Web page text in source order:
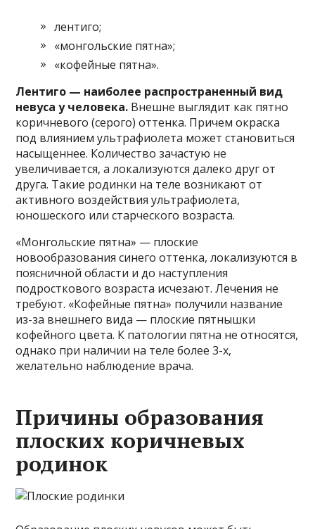
лентиго;
«монгольские пятна»;
«кофейные пятна».
Лентиго — наиболее распространенный вид
невуса у человека. Внешне выглядит как пятно
коричневого (серого) оттенка. Причем окраска
под влиянием ультрафиолета может становиться
насыщеннее. Количество зачастую не
увеличивается, а локализуются далеко друг от
друга. Такие родинки на теле возникают от
активного воздействия ультрафиолета,
юношеского или старческого возраста.
«Монгольские пятна» — плоские
новообразования синего оттенка, локализуются в
поясничной области и до наступления
подросткового возраста исчезают. Лечения не
требуют. «Кофейные пятна» получили название
из-за внешнего вида — плоские пятнышки
кофейного цвета. К патологии пятна не относятся,
однако при наличии на теле более 3-х,
желательно наблюдение врача.
Причины образования
плоских коричневых
родинок